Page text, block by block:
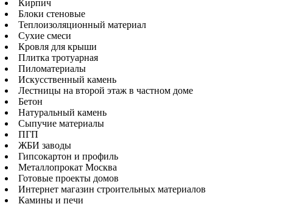
Кирпич
Блоки стеновые
Теплоизоляционный материал
Сухие смеси
Кровля для крыши
Плитка тротуарная
Пиломатериалы
Искусственный камень
Лестницы на второй этаж в частном доме
Бетон
Натуральный камень
Сыпучие материалы
ПГП
ЖБИ заводы
Гипсокартон и профиль
Металлопрокат Москва
Готовые проекты домов
Интернет магазин строительных материалов
Камины и печи